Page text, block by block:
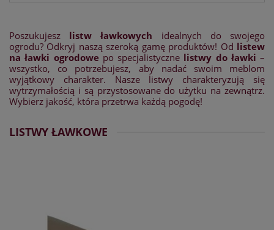
Poszukujesz listw ławkowych idealnych do swojego
ogrodu? Odkryj naszą szeroką gamę produktów! Od listew
na ławki ogrodowepo specjalistyczne listwy do ławki –
wszystko, co potrzebujesz, aby nadać swoim meblom
wyjątkowy charakter. Nasze listwy charakteryzują się
wytrzymałością i są przystosowane do użytku na zewnątrz.
Wybierz jakość, która przetrwa każdą pogodę!
LISTWY ŁAWKOWE